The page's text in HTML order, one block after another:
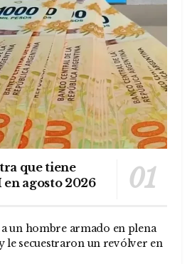
que tiene
en agosto 2026
un hombre armado en plena
le secuestraron un revólver en